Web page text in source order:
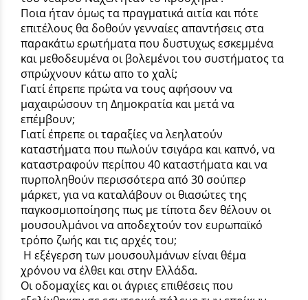
Ποια ήταν όμως τα πραγματικά αιτία και πότε
επιτέλους θα δοθούν γενναίες απαντήσεις στα
παρακάτω ερωτήματα που δυστυχως εσκεμμένα
και μεθοδευμένα οι βολεμένοι του συστήματος τα
σπρώχνουν κάτω απο το χαλί;
Γιατί έπρεπε πρώτα να τους αφήσουν να
μαχαιρώσουν τη Δημοκρατία και μετά να
επέμβουν;
Γιατί έπρεπε οι ταραξίες να λεηλατούν
καταστήματα που πωλούν τσιγάρα και καπνό, να
καταστραφούν περίπου 40 καταστήματα και να
πυρποληθούν περισσότερα από 30 σούπερ
μάρκετ, για να καταλάβουν οι θιασώτες της
παγκοσμιοποίησης πως με τίποτα δεν θέλουν οι
μουσουλμάνοι να αποδεχτούν τον ευρωπαϊκό
τρόπο ζωής και τις αρχές του;
Η εξέγερση των μουσουλμάνων είναι θέμα
χρόνου να έλθει και στην Ελλάδα.
Οι οδομαχίες και οι άγριες επιθέσεις που